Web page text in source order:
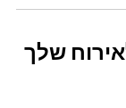
שלך